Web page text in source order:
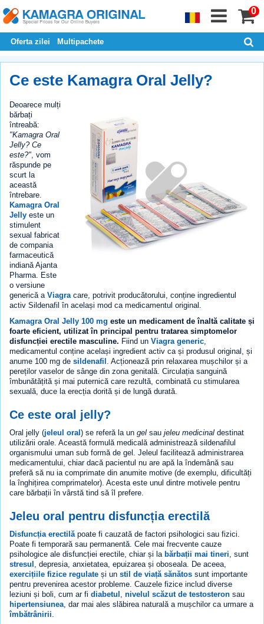
0
Oferta zilei Multipachete
Ce este Kamagra Oral Jelly?
Deoarece mulți
bărbați
întreabă:
"Kamagra Oral
Jelly? Ce
este?" , vom
răspunde pe
scurt la
această
întrebare.
Kamagra Oral
Jelly este un
stimulent
sexual fabricat
de compania
farmaceutică
indiană Ajanta
Pharma. Este
o versiune
generică a Viagra care, potrivit producătorului, conține ingredientul
activ Sildenafil în același mod ca medicamentul original.
Kamagra Oral Jelly 100 mg este un medicament de înaltă calitate și
foarte eficient, utilizat în principal pentru tratarea simptomelor
disfuncției erectile masculine. Fiind un Viagra generic
medicamentul conține același ingredient activ ca și produsul original, și
anume 100 mg de sildenafil . Acționează prin relaxarea mușchilor și a
pereților vaselor de sânge din zona genitală. Circulația sanguină
îmbunătățită și mai puternică care rezultă, combinată cu stimularea
sexuală, duce la erecția dorită și de lungă durată.
Ce este oral jelly?
Oral jelly (jeleul oral) se referă la un gel sau jeleu medicinal destinat
utilizării orale. Această formulă medicală administrează sildenafilul
organismului uman sub formă de gel. Jeleul facilitează administrarea
medicamentului, chiar dacă pacientul nu are apă la îndemână sau
preferă să nu ia comprimate din anumite motive (de exemplu, dificultăți
la înghițirea comprimatelor). Acesta este unul dintre motivele pentru
care bărbații în vârstă tind să îl prefere.
Jeleu oral pentru disfuncția erectilă
Disfuncția erectilă poate fi cauzată de factori psihologici sau fizici.
Poate fi temporară sau permanentă. Cele mai frecvente cauze
psihologice ale disfuncției erectile, chiar și la bărbații mai tineri , sunt
stresul , depresia, anxietatea, epuizarea și oboseala. De aceea,
exercițiile fizice regulate și un stil de viață sănătos sunt importante
pentru prevenirea acestor probleme. Cauzele fizice includ diverse
leziuni și boli, cum ar fi diabetul nivelul scăzut de testosteron sau
hipertensiunea , dar mai ales slăbirea naturală a mușchilor ca urmare a
îmbătrânirii